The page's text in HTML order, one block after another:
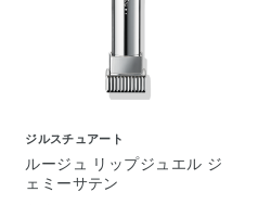
ジルスチュアート
ルージュ リップジュエル ジ
ェミーサテン